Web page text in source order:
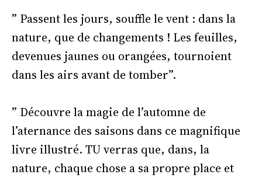
” Passent les jours, souffle le vent : dans la
nature, que de changements ! Les feuilles,
devenues jaunes ou orangées, tournoient
dans les airs avant de tomber”.
” Découvre la magie de l’automne de
l’aternance des saisons dans ce magnifique
livre illustré. TU verras que, dans, la
nature, chaque chose a sa propre place et